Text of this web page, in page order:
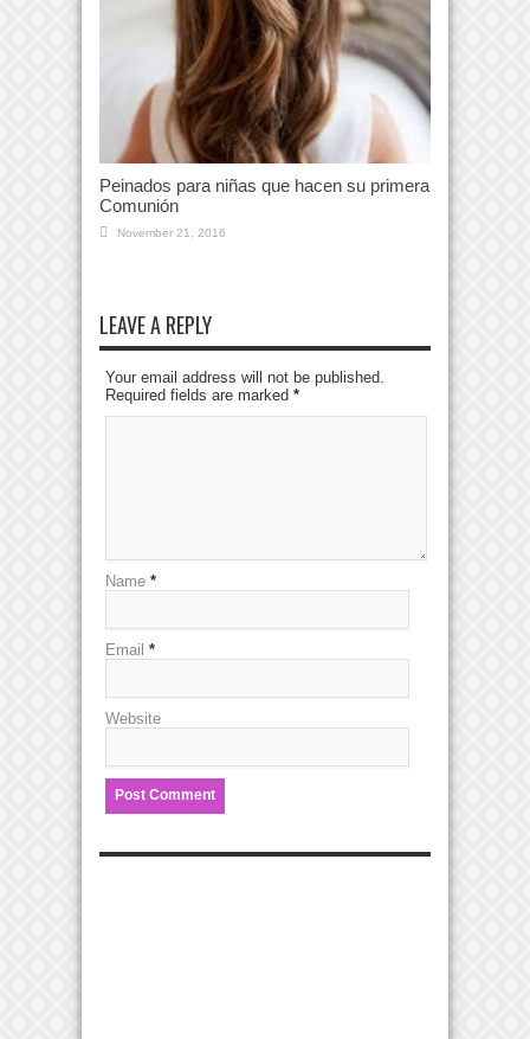
Peinados para niñas que hacen su primera
Comunión
November 21, 2016
LEAVE A REPLY
Your email address will not be published.
Required fields are marked *
Name *
Email *
Website